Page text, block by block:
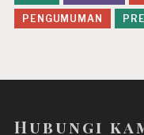
PENGUMUMAN
Hubungi